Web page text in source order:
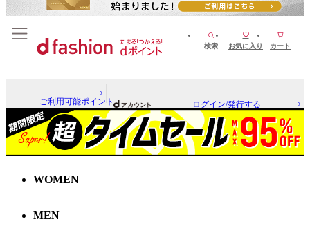
検索 お気に入り カート
ご利用可能ポイント ログイン/発行する
WOMEN
MEN